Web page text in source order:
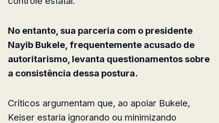
No entanto, sua parceria com o presidente
Nayib Bukele, frequentemente acusado de
autoritarismo, levanta questionamentos sobre
a consistência dessa postura.
Críticos argumentam que, ao apoiar Bukele,
Keiser estaria ignorando ou minimizando